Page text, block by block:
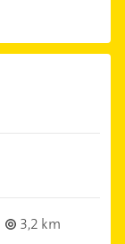
3,2 km